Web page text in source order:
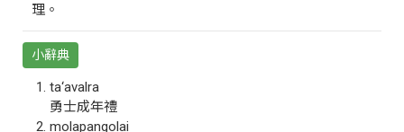
理。
小辭典
ta‘avalra
勇士成年禮
molapangolai